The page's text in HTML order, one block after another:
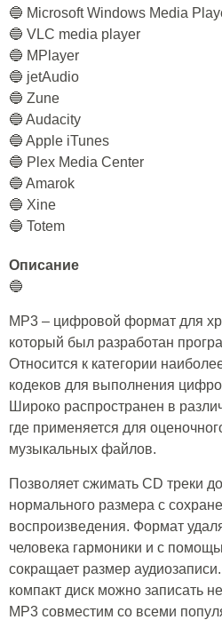
🔵 Microsoft Windows Media
🔵 VLC media player
🔵 MPlayer
🔵 jetAudio
🔵 Zune
🔵 Audacity
🔵 Apple iTunes
🔵 Plex Media Center
🔵 Amarok
🔵 Xine
🔵 Totem
Описание
🔵
MP3 – цифровой формат для
который был разработан
Относится к категории
кодеков для выполнения
Широко распространен в
где применяется для
музыкальных файлов.
Позволяет сжимать CD треки
нормального размера с
воспроизведения. Формат
человека гармоники и с
сокращает размер
компакт диск можно записать
MP3 совместим со всеми